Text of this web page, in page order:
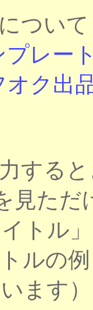
つい
レー
オク出
する
見ただ
トル
の例
ます）